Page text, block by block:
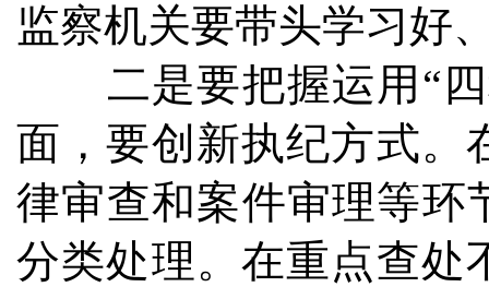
监察机关要带头学习好
二是要把握运用“四
面，要创新执纪方式。
律审查和案件审理等环
分类处理。在重点查处